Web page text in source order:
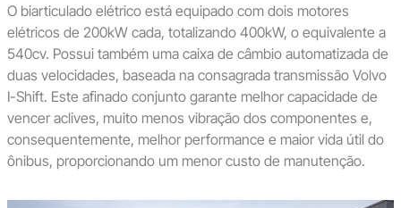
O biarticulado elétrico está equipado com dois motores
elétricos de 200kW cada, totalizando 400kW, o equivalente a
540cv. Possui também uma caixa de câmbio automatizada de
duas velocidades, baseada na consagrada transmissão Volvo
I-Shift. Este afinado conjunto garante melhor capacidade de
vencer aclives, muito menos vibração dos componentes e,
consequentemente, melhor performance e maior vida útil do
ônibus, proporcionando um menor custo de manutenção.